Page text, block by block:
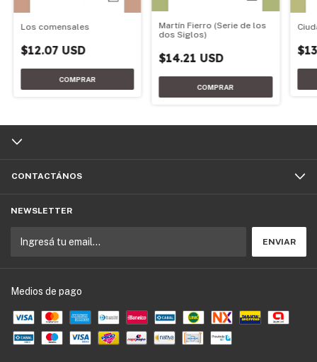
Los comensales
$12.07 USD
Martín Fierro (Serie de los
dos Siglos)
$14.21 USD
CONTACTÁNOS
NEWSLETTER
Medios de pago